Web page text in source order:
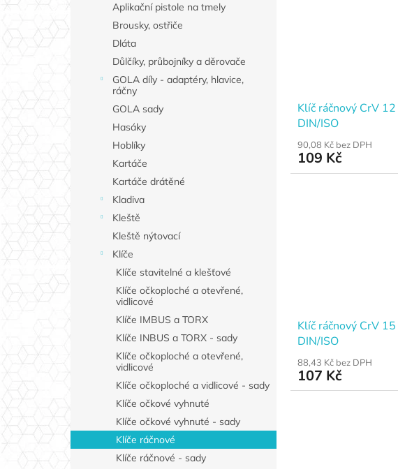
Aplikační pistole na tmely
Brousky, ostřiče
Dláta
Důlčíky, průbojníky a děrovače
GOLA díly - adaptéry, hlavice,
ráčny
GOLA sady
Hasáky
Hoblíky
Kartáče
Kartáče drátěné
Kladiva
Kleště
Kleště nýtovací
Klíče
Klíče stavitelné a klešťové
Klíče očkoploché a otevřené,
vidlicové
Klíče IMBUS a TORX
Klíče INBUS a TORX - sady
Klíče očkoploché a otevřené,
vidlicové
Klíče očkoploché a vidlicové - sady
Klíče očkové vyhnuté
Klíče očkové vyhnuté - sady
Klíče ráčnové
Klíče ráčnové - sady
Klíč ráčnový CrV
DIN/ISO
90,08 Kč bez DPH
109 Kč
Klíč ráčnový CrV
DIN/ISO
88,43 Kč bez DPH
107 Kč